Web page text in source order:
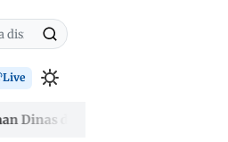
Live
dan Hapus Aset Tak Produktif